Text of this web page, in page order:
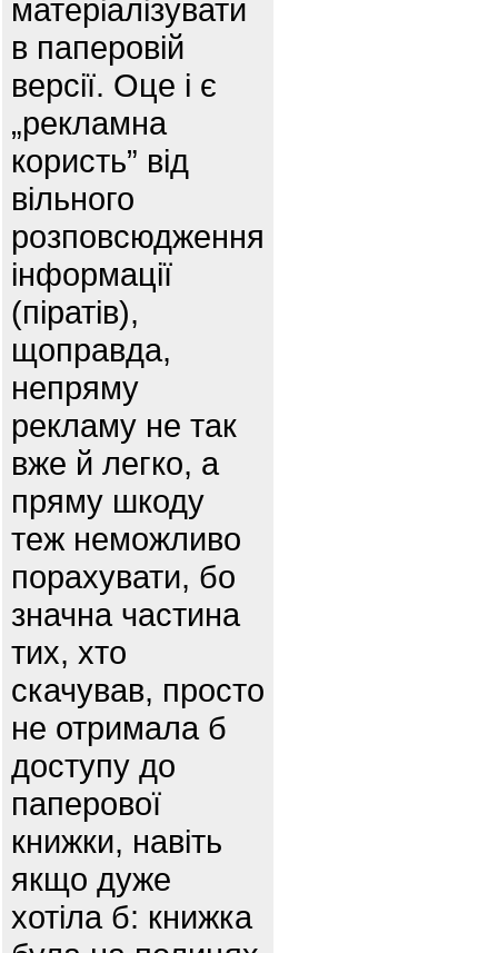
матеріалізувати
в паперовій
версії. Оце і є
„рекламна
користь” від
вільного
розповсюдження
інформації
(піратів),
щоправда,
непряму
рекламу не так
вже й легко, а
пряму шкоду
теж неможливо
порахувати, бо
значна частина
тих, хто
скачував, просто
не отримала б
доступу до
паперової
книжки, навіть
якщо дуже
хотіла б: книжка